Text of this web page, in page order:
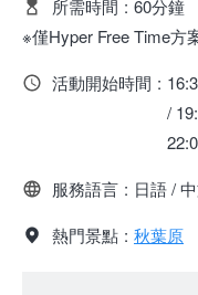
所需時間 : 60分鐘
※僅Hyper Free Time方
活動開始時間 :
/
服務語言 : 日語 /
熱門景點 : 秋葉原